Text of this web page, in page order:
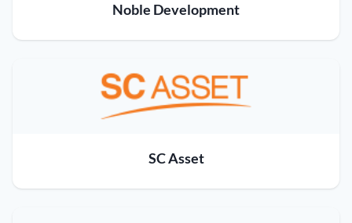
Noble Development
SC Asset